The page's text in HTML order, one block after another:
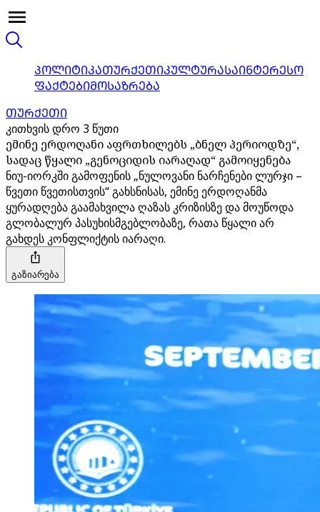
ᲞᲝᲚᲘᲢᲘᲙᲐᲗᲣᲠᲥᲔᲗᲘᲙᲣᲚᲢᲣᲠᲐᲡᲐᲘᲜᲢᲔᲠᲔᲡᲝ
ᲤᲐᲥᲢᲔᲑᲘᲛᲝᲡᲐᲖᲠᲔᲑᲐ
ᲗᲣᲠᲥᲔᲗᲘ
კითხვის დრო 3 წუთი
ემინე ერდოღანი აფრთხილებს „ბნელ პერიოდზე“,
სადაც წყალი „გენოციდის იარაღად“ გამოიყენება
ნიუ-იორკში გამოფენის „ნულოვანი ნარჩენები ლურჯი –
წვეთი წვეთისთვის“ გახსნისას, ემინე ერდოღანმა
ყურადღება გაამახვილა ღაზას კრიზისზე და მოუწოდა
გლობალურ პასუხისმგებლობაზე, რათა წყალი არ
გახდეს კონფლიქტის იარაღი.
გაზიარება